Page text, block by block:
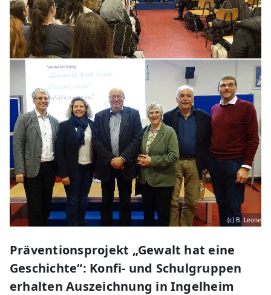
(c) B. Leone
Präventionsprojekt „Gewalt hat eine
Geschichte“: Konfi- und Schulgruppen
erhalten Auszeichnung in Ingelheim